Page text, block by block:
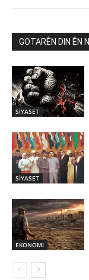
GOTARÊN DIN ÊN
SİYASET
SİYASET
EKONOMİ